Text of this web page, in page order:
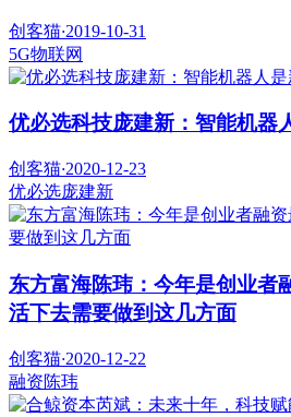
创客猫·2019-10-31
5G物联网
优必选科技庞建新：智能机器
创客猫·2020-12-23
优必选庞建新
东方富海陈玮：今年是创业者
活下去需要做到这几方面
创客猫·2020-12-22
融资陈玮